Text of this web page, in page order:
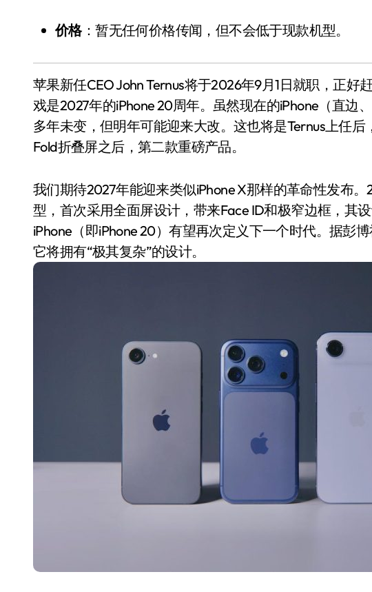
价格：暂无任何价格传闻，但不会低于现款机型。
苹果新任CEO John Ternus将于2026年9月1日就职，正好
戏是2027年的iPhone 20周年。虽然现在的iPhone（直边
多年未变，但明年可能迎来大改。这也将是Ternus上任
Fold折叠屏之后，第二款重磅产品。
我们期待2027年能迎来类似iPhone X那样的革命性发布
型，首次采用全面屏设计，带来Face ID和极窄边框，其
iPhone（即iPhone 20）有望再次定义下一个时代。据彭
它将拥有“极其复杂”的设计。
追觅、石头科技注意：你
们的扫地机已被美国认定
7 月 30, 2026